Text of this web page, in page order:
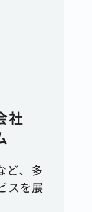
社
ど、多
スを展